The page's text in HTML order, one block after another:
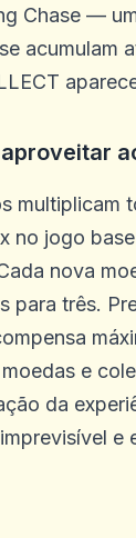
Chase —
acumulam
multiplicam
no jogo
nova
para três.
e
da
e
Os agentes
problema
grátis